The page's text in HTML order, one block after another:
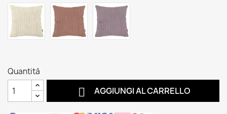
Quantità
 AGGIUNGI AL CARRELLO